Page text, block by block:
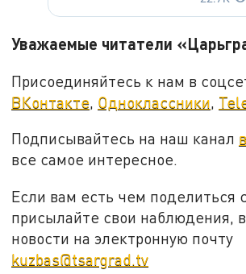
Уважаемые читатели
Присоединяйтесь к нам в
ВКонтакте, Одноклассники,
Подписывайтесь на наш канал
все самое интересное.
Если вам есть чем поделиться
присылайте свои наблюдения,
новости на электронную почту
kuzbas@tsargrad.tv